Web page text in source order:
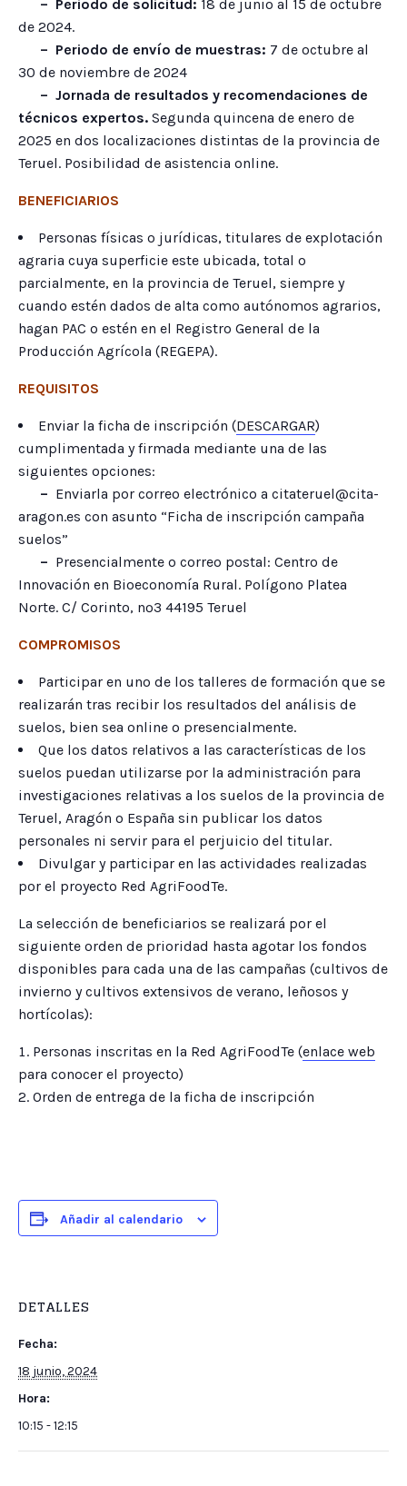
– Periodo de solicitud: 18 de junio al 15 de octubre
de 2024.
– Periodo de envío de muestras: 7 de octubre al
30 de noviembre de 2024
– Jornada de resultados y recomendaciones de
técnicos expertos. Segunda quincena de enero de
2025 en dos localizaciones distintas de la provincia de
Teruel. Posibilidad de asistencia online.
BENEFICIARIOS
Personas físicas o jurídicas, titulares de explotación
agraria cuya superficie este ubicada, total o
parcialmente, en la provincia de Teruel, siempre y
cuando estén dados de alta como autónomos agrarios,
hagan PAC o estén en el Registro General de la
Producción Agrícola (REGEPA).
REQUISITOS
Enviar la ficha de inscripción (DESCARGAR)
cumplimentada y firmada mediante una de las
siguientes opciones:
– Enviarla por correo electrónico a citateruel@cita-
aragon.es con asunto “Ficha de inscripción campaña
suelos”
– Presencialmente o correo postal: Centro de
Innovación en Bioeconomía Rural. Polígono Platea
Norte. C/ Corinto, nº3 44195 Teruel
COMPROMISOS
Participar en uno de los talleres de formación que se
realizarán tras recibir los resultados del análisis de
suelos, bien sea online o presencialmente.
Que los datos relativos a las características de los
suelos puedan utilizarse por la administración para
investigaciones relativas a los suelos de la provincia de
Teruel, Aragón o España sin publicar los datos
personales ni servir para el perjuicio del titular.
Divulgar y participar en las actividades realizadas
por el proyecto Red AgriFoodTe.
La selección de beneficiarios se realizará por el
siguiente orden de prioridad hasta agotar los fondos
disponibles para cada una de las campañas (cultivos de
invierno y cultivos extensivos de verano, leñosos y
hortícolas):
Personas inscritas en la Red AgriFoodTe (enlace web
para conocer el proyecto)
Orden de entrega de la ficha de inscripción
Añadir al calendario
DETALLES
Fecha:
18 junio, 2024
Hora:
10:15 - 12:15